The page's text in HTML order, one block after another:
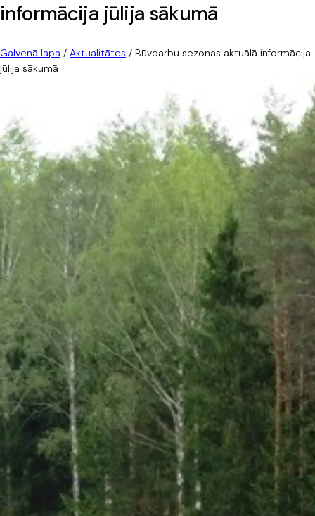
informācija jūlija sākumā
Galvenā lapa / Aktualitātes / Būvdarbu sezonas aktuālā informācija
jūlija sākumā